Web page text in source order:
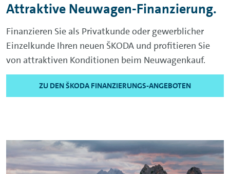
Attraktive Neuwagen-Finanzierung.
Finanzieren Sie als Privatkunde oder gewerblicher
Einzelkunde Ihren neuen ŠKODA und profitieren Sie
von attraktiven Konditionen beim Neuwagenkauf.
ZU DEN ŠKODA FINANZIERUNGS-ANGEBOTEN